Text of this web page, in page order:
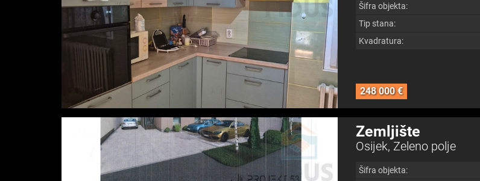
Šifra objekta:
Tip stana:
Kvadratura:
248 000 €
Zemljište
Osijek, Zeleno polje
Šifra objekta: